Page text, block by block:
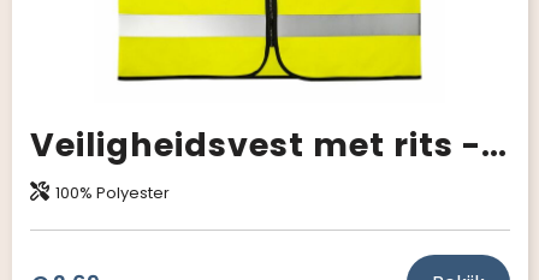
Veiligheidsvest met rits - EN 20471
100% Polyester